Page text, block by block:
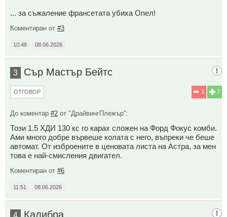
... за съжаление франсетата убиха Опел!
Коментиран от #3
10:48 08.06.2026
3 Сър Мастър Бейтс
7
1
ОТГОВОР
До коментар #2 от "ДрайвингПлежър":
Този 1.5 ХДИ 130 кс го карах сложен на Форд Фокус комби.
Ами много добре вървеше колата с него, въпреки че беше
автомат. От изброените в ценовата листа на Астра, за мен
това е най-смисления двигател.
Коментиран от #6
11:51 08.06.2026
Калибра